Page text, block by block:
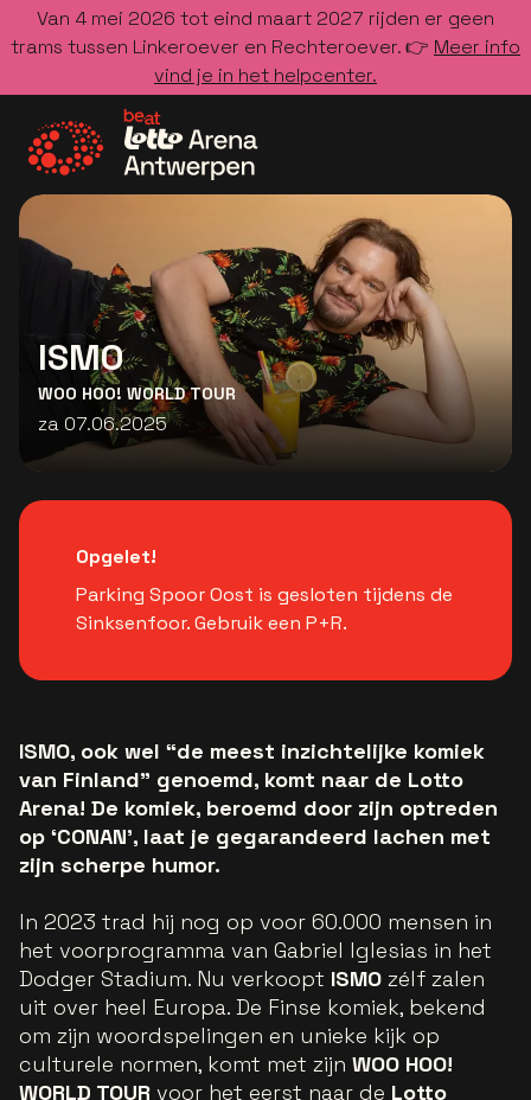
Van 4 mei 2026 tot eind maart 2027 rijden er geen
trams tussen Linkeroever en Rechteroever. 👉 Meer info
vind je in het helpcenter.
Ga naar de homepage
ISMO
WOO HOO! WORLD TOUR
za 07.06.2025
Opgelet!
Parking Spoor Oost is gesloten tijdens de
Sinksenfoor. Gebruik een P+R.
ISMO, ook wel “de meest inzichtelijke komiek
van Finland” genoemd, komt naar de Lotto
Arena! De komiek, beroemd door zijn optreden
op ‘CONAN’, laat je gegarandeerd lachen met
zijn scherpe humor.
In 2023 trad hij nog op voor 60.000 mensen in
het voorprogramma van Gabriel Iglesias in het
Dodger Stadium. Nu verkoopt ISMO zélf zalen
uit over heel Europa. De Finse komiek, bekend
om zijn woordspelingen en unieke kijk op
culturele normen, komt met zijn WOO HOO!
WORLD TOUR voor het eerst naar de Lotto